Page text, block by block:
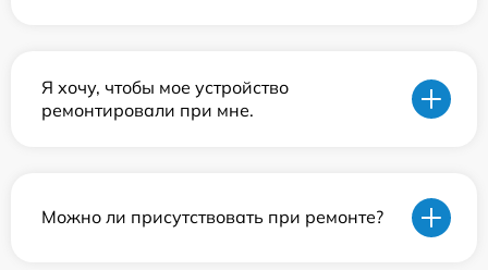
Я хочу, чтобы мое устройство
ремонтировали при мне.
Можно ли присутствовать при ремонте?